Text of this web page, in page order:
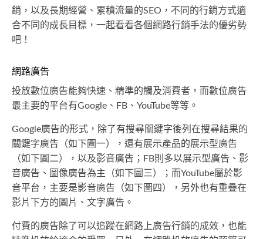
銷，以及長期經營、累積流量的SEO，不同的行銷方式適
合不同的成長目標，一起看看各個網路行銷手法的優劣勢
吧！
網路廣告
投放數位廣告能夠快速、精準的觸及消費者，而數位廣告
最主要的平台有Google、FB、YouTube等等。
Google廣告的形式，除了有搜尋關鍵字後列在搜尋結果的
關鍵字廣告（如下圖一），還有展示產品的展示型廣告
（如下圖二），以及影音廣告；FB則多以展示型廣告、影
音廣告、圖像廣告為主（如下圖三）；而YouTube屬於影
音平台，主要是影音廣告（如下圖四），另外也有重疊在
影片下方的圖片、文字廣告。
付費的廣告除了可以追蹤在網路上廣告行銷的成效，也能